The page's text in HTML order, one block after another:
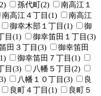
孫代町(2)
南高江１
南高江４丁目(1)
南高江
御幸木部１丁目(1)
御
目(1)
御幸笛田１丁目(3)
田３丁目(3)
御幸笛田
御幸笛田７丁目(1)
目(3)
八幡５丁目(2)
八幡１０丁目(3)
良
良町４丁目(1)
良町５